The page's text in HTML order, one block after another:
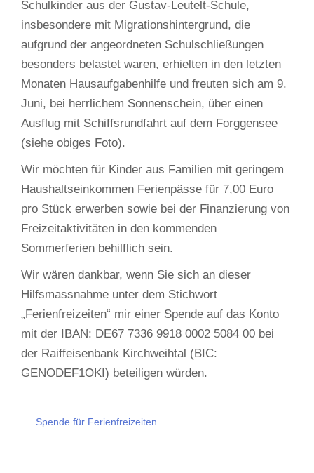
Schulkinder aus der Gustav-Leutelt-Schule,
insbesondere mit Migrationshintergrund, die
aufgrund der angeordneten Schulschließungen
besonders belastet waren, erhielten in den letzten
Monaten Hausaufgabenhilfe und freuten sich am 9.
Juni, bei herrlichem Sonnenschein, über einen
Ausflug mit Schiffsrundfahrt auf dem Forggensee
(siehe obiges Foto).
Wir möchten für Kinder aus Familien mit geringem
Haushaltseinkommen Ferienpässe für 7,00 Euro
pro Stück erwerben sowie bei der Finanzierung von
Freizeitaktivitäten in den kommenden
Sommerferien behilflich sein.
Wir wären dankbar, wenn Sie sich an dieser
Hilfsmassnahme unter dem Stichwort
„Ferienfreizeiten“ mir einer Spende auf das Konto
mit der IBAN: DE67 7336 9918 0002 5084 00 bei
der Raiffeisenbank Kirchweihtal (BIC:
GENODEF1OKI) beteiligen würden.
Spende für Ferienfreizeiten